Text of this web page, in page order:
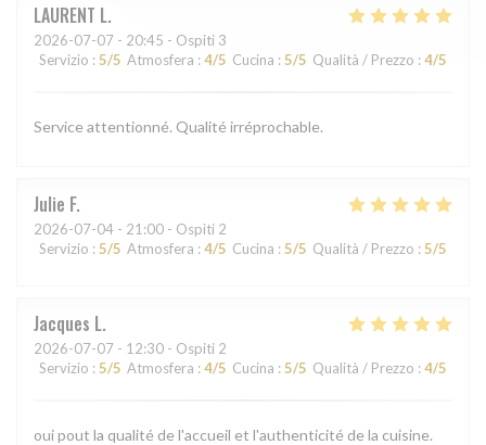
LAURENT L
2026-07-07 - 20:45 - Ospiti 3
Servizio : 5/5 Atmosfera : 4/5 Cucina : 5/5 Qualità / Prezzo : 4/5
Service attentionné. Qualité irréprochable.
Julie F
2026-07-04 - 21:00 - Ospiti 2
Servizio : 5/5 Atmosfera : 4/5 Cucina : 5/5 Qualità / Prezzo : 5/5
Jacques L
2026-07-07 - 12:30 - Ospiti 2
Servizio : 5/5 Atmosfera : 4/5 Cucina : 5/5 Qualità / Prezzo : 4/5
oui pout la qualité de l'accueil et l'authenticité de la cuisine.